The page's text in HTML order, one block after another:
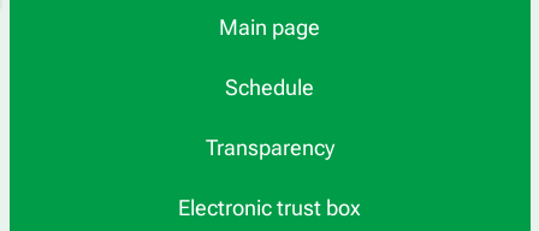
Main page
Schedule
Transparency
Electronic trust box